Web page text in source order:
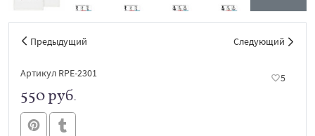
Предыдущий Следующий
Артикул RPE-2301 5
550 руб.